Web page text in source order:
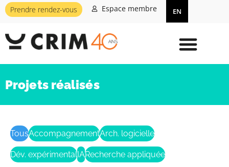
Prendre rendez-vous Espace membre EN
Projets réalisés
TousAccompagnementArch. logicielle
Dév. expérimentalIARecherche appliquée